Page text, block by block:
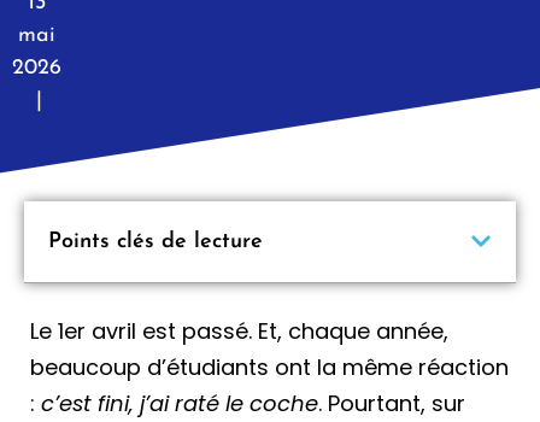
mai
2026
Le 1er avril est passé. Et, chaque année,
beaucoup d’étudiants ont la même réaction
: c’est fini, j’ai raté le coche. Pourtant, sur
Points clés de lecture